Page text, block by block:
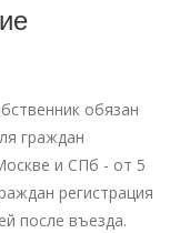
обязан
граждан
и СПб - от 5
регистрация
после въезда.